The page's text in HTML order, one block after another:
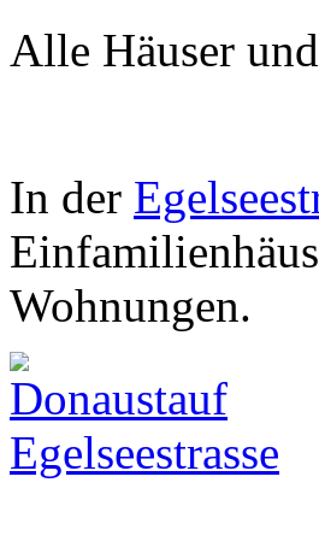
Alle Häuser
In der
Wohnungen.